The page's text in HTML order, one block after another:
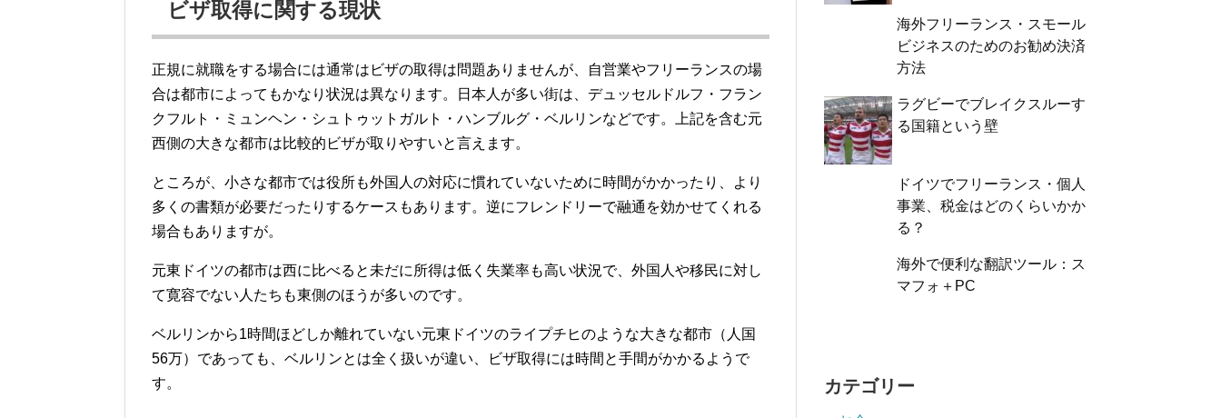
ビザ取得に関する現状
正規に就職をする場合には通常はビザの取得は問題ありませんが、自営業やフリーランスの場
合は都市によってもかなり状況は異なります。日本人が多い街は、デュッセルドルフ・フラン
クフルト・ミュンヘン・シュトゥットガルト・ハンブルグ・ベルリンなどです。上記を含む元
西側の大きな都市は比較的ビザが取りやすいと言えます。
ところが、小さな都市では役所も外国人の対応に慣れていないために時間がかかったり、より
多くの書類が必要だったりするケースもあります。逆にフレンドリーで融通を効かせてくれる
場合もありますが。
元東ドイツの都市は西に比べると未だに所得は低く失業率も高い状況で、外国人や移民に対し
て寛容でない人たちも東側のほうが多いのです。
ベルリンから1時間ほどしか離れていない元東ドイツのライプチヒのような大きな都市（人国
56万）であっても、ベルリンとは全く扱いが違い、ビザ取得には時間と手間がかかるようで
す。
海外フリーランス・スモール
ビジネスのためのお勧め決済
方法
ラグビーでブレイクスルーす
る国籍という壁
ドイツでフリーランス・個人
事業、税金はどのくらいかか
る？
海外で便利な翻訳ツール：ス
マフォ＋PC
カテゴリー